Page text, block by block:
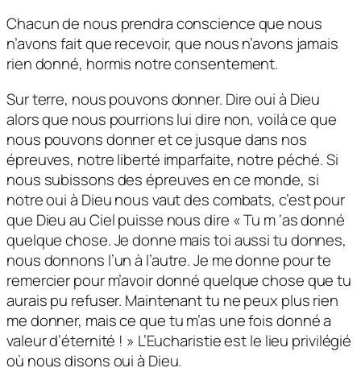
Chacun de nous prendra conscience que nous
n’avons fait que recevoir, que nous n’avons jamais
rien donné, hormis notre consentement.
Sur terre, nous pouvons donner. Dire oui à Dieu
alors que nous pourrions lui dire non, voilà ce que
nous pouvons donner et ce jusque dans nos
épreuves, notre liberté imparfaite, notre péché. Si
nous subissons des épreuves en ce monde, si
notre oui à Dieu nous vaut des combats, c’est pour
que Dieu au Ciel puisse nous dire « Tu m ‘as donné
quelque chose. Je donne mais toi aussi tu donnes,
nous donnons l’un à l’autre. Je me donne pour te
remercier pour m’avoir donné quelque chose que tu
aurais pu refuser. Maintenant tu ne peux plus rien
me donner, mais ce que tu m’as une fois donné a
valeur d’éternité ! » L’Eucharistie est le lieu privilégié
où nous disons oui à Dieu.